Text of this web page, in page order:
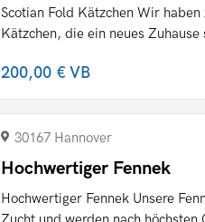
Scotian Fold Kätzchen Wir
Kätzchen, die ein neues
200,00 €VB
30167 Hannover
Hochwertiger Fennek
Hochwertiger Fennek Unsere